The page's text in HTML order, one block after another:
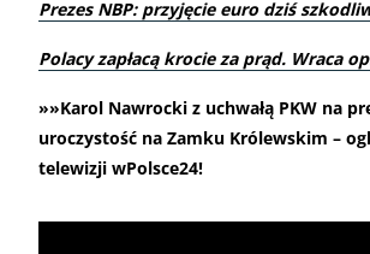
Prezes NBP: przyjęcie euro dziś
Polacy zapłacą krocie za prąd. Wraca
»»Karol Nawrocki z uchwałą PKW na
uroczystość na Zamku Królewskim –
telewizji wPolsce24!